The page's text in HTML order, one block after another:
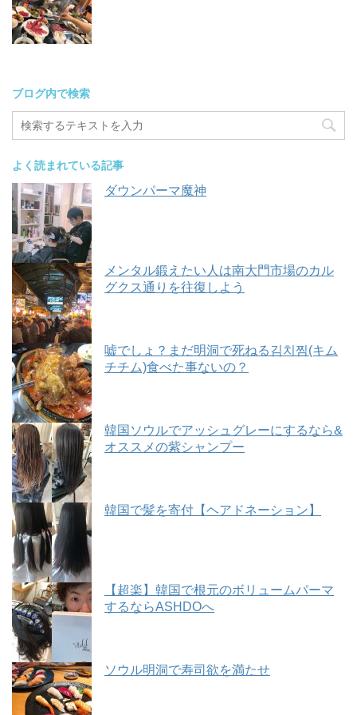
ブログ内で検索
よく読まれている記事
ダウンパーマ魔神
メンタル鍛えたい人は南大門市場のカル
グクス通りを往復しよう
嘘でしょ？まだ明洞で死ねる김치찜(キム
チチム)食べた事ないの？
韓国ソウルでアッシュグレーにするなら&
オススメの紫シャンプー
韓国で髪を寄付【ヘアドネーション】
【超楽】韓国で根元のボリュームパーマ
するならASHDOへ
ソウル明洞で寿司欲を満たせ